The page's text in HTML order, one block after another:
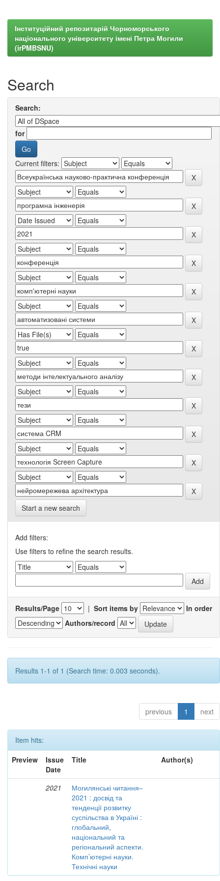
Інституційний репозитарій Чорноморського
національного університету імені Петра Могили
(irPMBSNU)
Search
Search:
for
Current filters:
Start a new search
Add filters:
Use filters to refine the search results.
Results/Page | Sort items by
In order
Authors/record
Results 1-1 of 1 (Search time: 0.003 seconds).
previous 1 next
Item hits:
Preview
Issue
Date
Title Author(s)
2021
Могилянські читання–
2021 : досвід та
тенденції розвитку
суспільства в Україні :
глобальний,
національний та
регіональний аспекти.
Комп’ютерні науки.
Технічні науки